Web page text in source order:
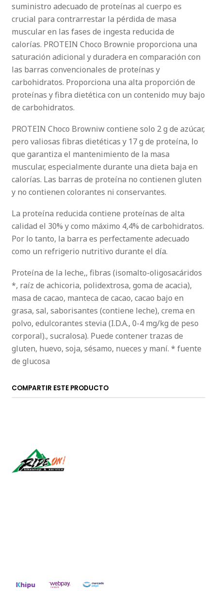
suministro adecuado de proteínas al cuerpo es
crucial para contrarrestar la pérdida de masa
muscular en las fases de ingesta reducida de
calorías. PROTEIN Choco Brownie proporciona una
saturación adicional y duradera en comparación con
las barras convencionales de proteínas y
carbohidratos. Proporciona una alta proporción de
proteínas y fibra dietética con un contenido muy bajo
de carbohidratos.
PROTEIN Choco Browniw contiene solo 2 g de azúcar,
pero valiosas fibras dietéticas y 17 g de proteína, lo
que garantiza el mantenimiento de la masa
muscular, especialmente durante una dieta baja en
calorías. Las barras de proteína no contienen gluten
y no contienen colorantes ni conservantes.
La proteína reducida contiene proteínas de alta
calidad el 30% y como máximo 4,4% de carbohidratos.
Por lo tanto, la barra es perfectamente adecuado
como un refrigerio nutritivo durante el día.
Proteína de la leche,, fibras (isomalto-oligosacáridos
*, raíz de achicoria, polidextrosa, goma de acacia),
masa de cacao, manteca de cacao, cacao bajo en
grasa, sal, saborisantes (contiene leche), crema en
polvo, edulcorantes stevia (I.D.A., 0-4 mg/kg de peso
corporal)., sucralosa). Puede contener trazas de
gluten, huevo, soja, sésamo, nueces y maní. * fuente
de glucosa
COMPARTIR ESTE PRODUCTO